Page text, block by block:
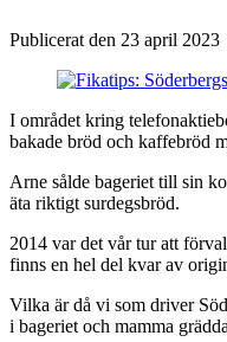
Publicerat den 23 april 2023
I området kring
bakade bröd och kaffebröd
Arne sålde bageriet till sin
äta riktigt surdegsbröd.
2014 var det vår tur att
finns en hel del kvar av
Vilka är då vi som driver
i bageriet och mamma